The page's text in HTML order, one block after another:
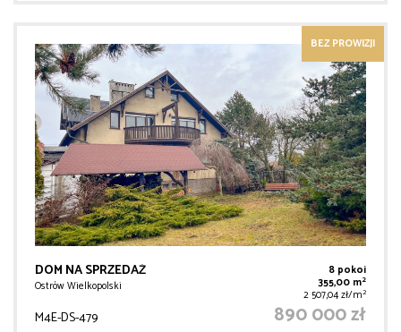
BEZ PROWIZJI
DOM NA SPRZEDAŻ
Ostrów Wielkopolski
8 pokoi
355,00 m2
2 507,04 zł/m2
M4E-DS-479 890 000 zł